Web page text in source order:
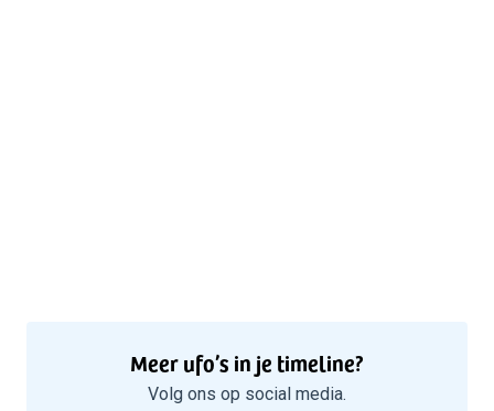
Meer ufo’s in je timeline?
Volg ons op social media.